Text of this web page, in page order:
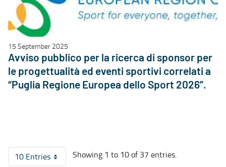
15 September 2025
Avviso pubblico per la ricerca di sponsor per
le progettualità ed eventi sportivi correlati a
“Puglia Regione Europea dello Sport 2026”.
10 EntriesPer Page
Showing 1 to 10 of 37 entries.